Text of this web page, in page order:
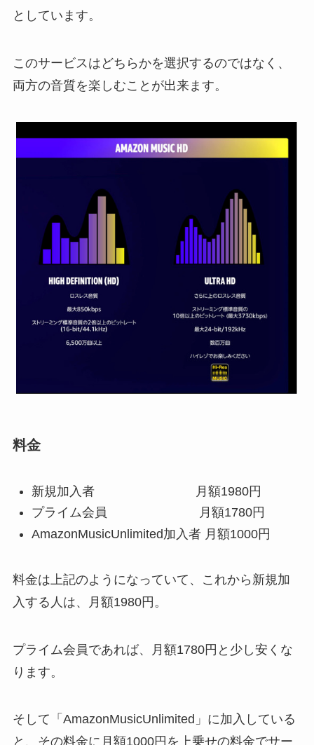
としています。
このサービスはどちらかを選択するのではなく、
両方の音質を楽しむことが出来ます。
料金
新規加入者 月額1980円
プライム会員 月額1780円
AmazonMusicUnlimited加入者 月額1000円
料金は上記のようになっていて、これから新規加
入する人は、月額1980円。
プライム会員であれば、月額1780円と少し安くな
ります。
そして「AmazonMusicUnlimited」に加入している
と、その料金に月額1000円を上乗せの料金でサー